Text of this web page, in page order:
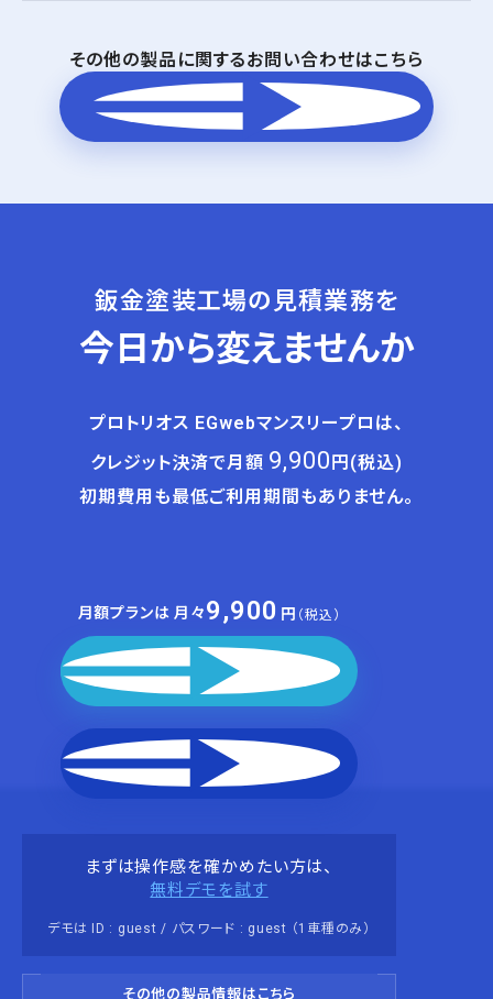
その他の製品に関するお問い合わせはこちら
製品に関するお問い合わせ
鈑金塗装工場の見積業務を
今日から変えませんか
プロトリオス EGwebマンスリープロは、
クレジット決済で月額 9,900円(税込)
初期費用も最低ご利用期間もありません。
月額プランは 月々9,900 円 （税込）
月額プランを申し込む
年額プランを申し込む
まずは操作感を確かめたい方は、
無料デモを試す
デモは ID : guest / パスワード : guest （1車種のみ）
その他の製品情報はこちら